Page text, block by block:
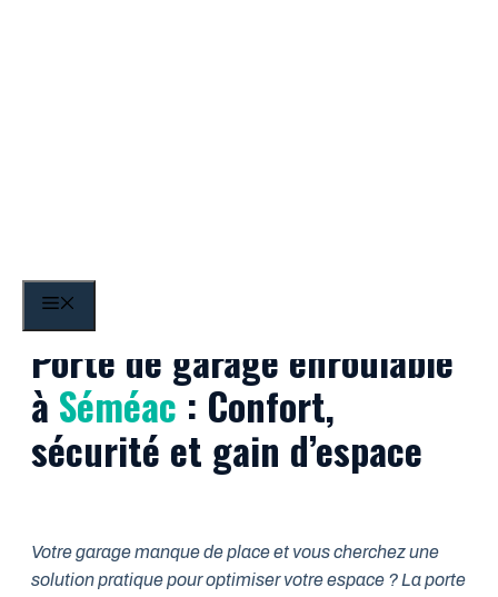
Porte de garage enroulable
à Séméac: Confort,
sécurité et gain d’espace
Votre garage manque de place et vous cherchez une
solution pratique pour optimiser votre espace ? La porte